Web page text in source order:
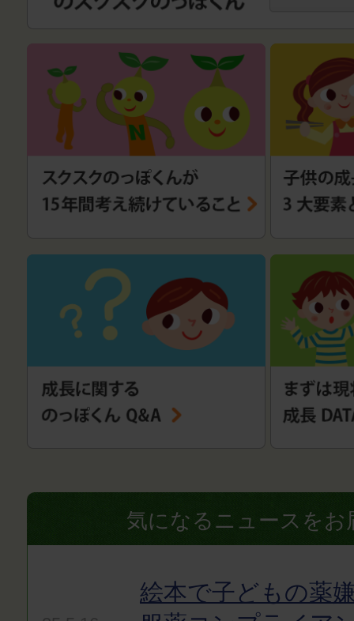
気になるニュースをお
絵本で子どもの薬